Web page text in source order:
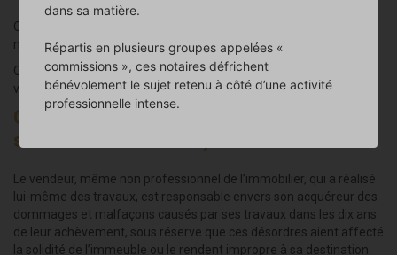
Quelle est la responsabilité du vendeur « bricoleur » en cas de
malfaçons découvertes par son acquéreur ?
Outre l’obligation d’obtention de certaines autorisations, le
vendeur bricoleur peut être tenu des garanties suivantes :
Garantie décennale (Article 1792 et
suivants du Code civil)
Le vendeur, même non professionnel de l’immobilier, qui a réalisé
lui-même des travaux, est responsable envers son acquéreur des
dommages et malfaçons causés par ses travaux dans les dix ans
de leur achèvement, sous réserve que ces désordres aient affecté
la solidité de l’immeuble ou le rendent impropre à sa destination.
dans sa matière.
Répartis en plusieurs groupes appelées «
commissions », ces notaires défrichent
bénévolement le sujet retenu à côté d’une activité
professionnelle intense.